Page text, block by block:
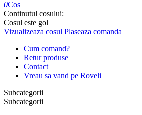
0Cos
Continutul cosului:
Cosul este gol
Vizualizeaza cosul Plaseaza comanda
Cum comand?
Retur produse
Contact
Vreau sa vand pe Roveli
Subcategorii
Subcategorii